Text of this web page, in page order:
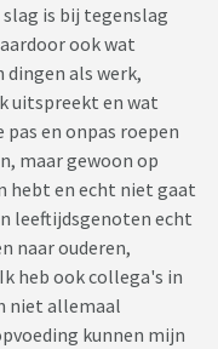
is bij tegenslag
ook wat
als werk,
uitspreekt en wat
en onpas roepen
maar gewoon op
hebt en echt niet gaat
leeftijdsgenoten echt
naar ouderen,
heb ook collega's in
niet allemaal
kunnen mijn